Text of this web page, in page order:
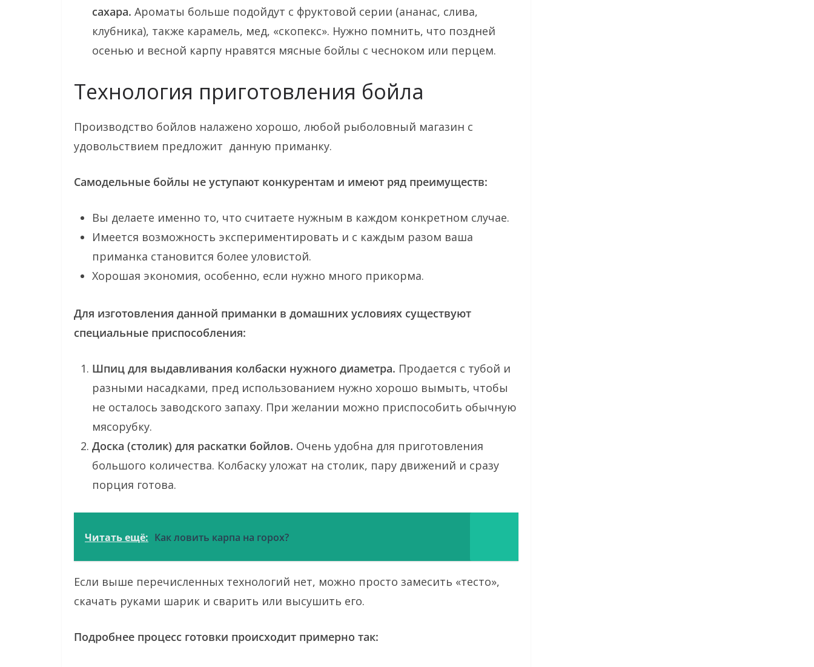
сахара. Ароматы больше подойдут с фруктовой серии (ананас, слива,
клубника), также карамель, мед, «скопекс». Нужно помнить, что поздней
осенью и весной карпу нравятся мясные бойлы с чесноком или перцем.
Технология приготовления бойла
Производство бойлов налажено хорошо, любой рыболовный магазин с
удовольствием предложит данную приманку.
Самодельные бойлы не уступают конкурентам и имеют ряд преимуществ:
Вы делаете именно то, что считаете нужным в каждом конкретном случае.
Имеется возможность экспериментировать и с каждым разом ваша
приманка становится более уловистой.
Хорошая экономия, особенно, если нужно много прикорма.
Для изготовления данной приманки в домашних условиях существуют
специальные приспособления:
Шпиц для выдавливания колбаски нужного диаметра. Продается с тубой и
разными насадками, пред использованием нужно хорошо вымыть, чтобы
не осталось заводского запаху. При желании можно приспособить обычную
мясорубку.
Доска (столик) для раскатки бойлов. Очень удобна для приготовления
большого количества. Колбаску уложат на столик, пару движений и сразу
порция готова.
Читать ещё: Как ловить карпа на горох?
Если выше перечисленных технологий нет, можно просто замесить «тесто»,
скачать руками шарик и сварить или высушить его.
Подробнее процесс готовки происходит примерно так: